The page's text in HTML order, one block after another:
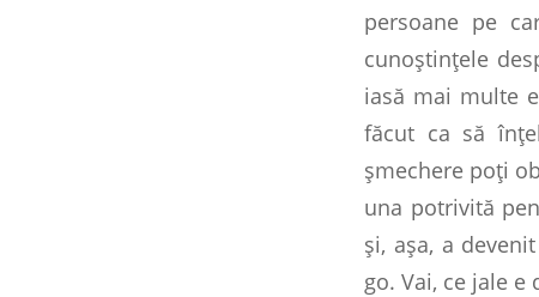
persoane pe
cunoştinţele
iasă mai multe
făcut ca să
şmechere poţi
una potrivită
şi, aşa, a
go. Vai, ce jale e